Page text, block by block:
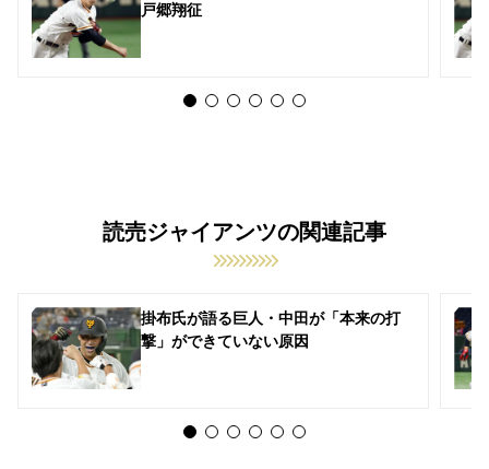
戸郷翔征
読売ジャイアンツの関連記事
掛布氏が語る巨人・中田が「本来の打
撃」ができていない原因